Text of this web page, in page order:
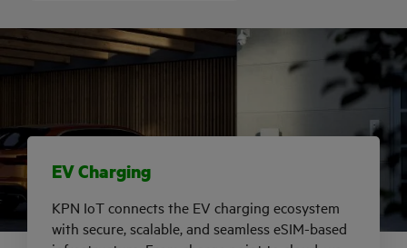
EV Charging
KPN IoT connects the EV charging ecosystem
with secure, scalable, and seamless eSIM-based